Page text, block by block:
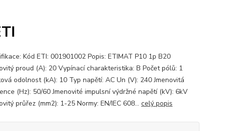
Kód ETI: 001901002 Popis: ETIMAT P10 1p B20
proud (A): 20 Vypínací charakteristika: B Počet pólů: 1
odolnost (kA): 10 Typ napětí: AC Un (V): 240 Jmenovitá
(Hz): 50/60 Jmenovité impulsní výdržné napětí (kV): 6kV
průřez (mm2): 1-25 Normy: EN/IEC 608... celý popis